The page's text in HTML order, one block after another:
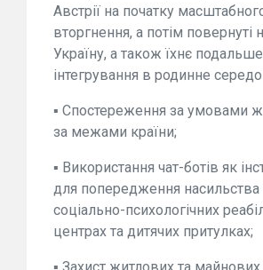
Австрії на початку
вторгнення, а потім повернуті
Україну, а також їхнє подальше
інтегрування в родинне
▪️ Спостереження за умовами
за межами країни;
▪️ Використання чат-ботів як
для попередження насильства
соціально-психологічних
центрах та дитячих притулках;